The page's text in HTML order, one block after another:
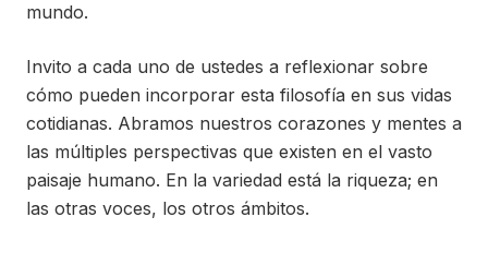
mundo.
Invito a cada uno de ustedes a reflexionar sobre
cómo pueden incorporar esta filosofía en sus vidas
cotidianas. Abramos nuestros corazones y mentes a
las múltiples perspectivas que existen en el vasto
paisaje humano. En la variedad está la riqueza; en
las otras voces, los otros ámbitos.